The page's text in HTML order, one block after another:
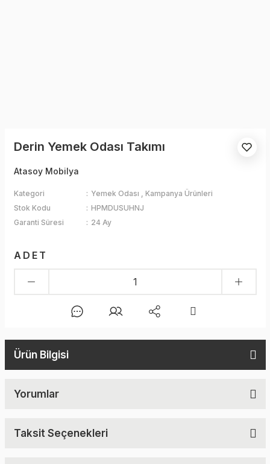
Derin Yemek Odası Takımı
Atasoy Mobilya
Kategori Yemek Odası ,Kampanya Ürünleri
Stok Kodu
HPMDUSUHNJ
Garanti Süresi
24 Ay
ADET
Ürün Bilgisi
Yorumlar
Taksit Seçenekleri